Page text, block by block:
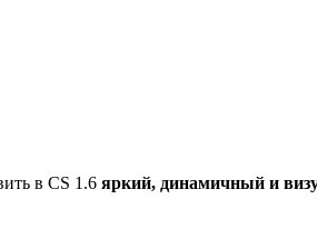
в CS 1.6 яркий, динамичный и